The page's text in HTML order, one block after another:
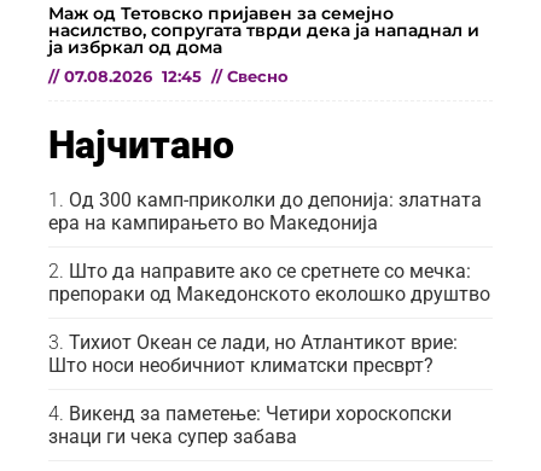
Маж од Тетовско пријавен за семејно
насилство, сопругата тврди дека ја нападнал и
ја избркал од дома
// 07.08.2026 12:45 // Свесно
Најчитано
Од 300 камп-приколки до депонија: златната
ера на кампирањето во Македонија
Што да направите ако се сретнете со мечка:
препораки од Македонското еколошко друштво
Тихиот Океан се лади, но Атлантикот врие:
Што носи необичниот климатски пресврт?
Викенд за паметење: Четири хороскопски
знаци ги чека супер забава